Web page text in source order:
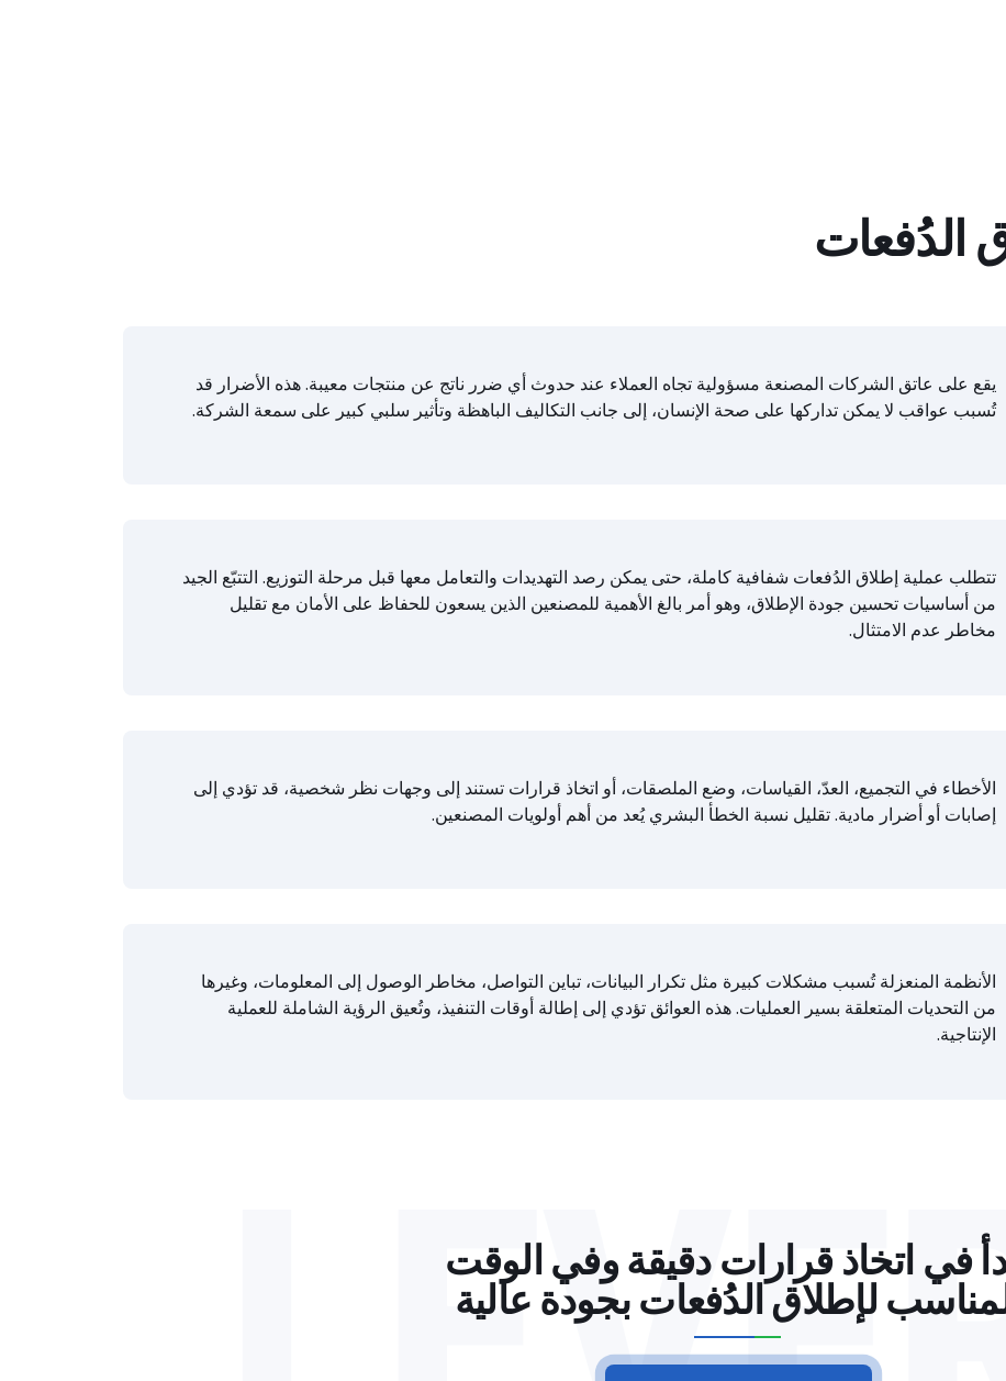
الدُفعات
يقع على عاتق الشركات المصنعة مسؤولية تجاه العملاء عند حدوث أي ضرر ناتج عن منتجات معيبة. هذه الأضرار قد
تُسبب عواقب لا يمكن تداركها على صحة الإنسان، إلى جانب التكاليف الباهظة وتأثير سلبي كبير على سمعة الشركة.
تتطلب عملية إطلاق الدُفعات شفافية كاملة، حتى يمكن رصد التهديدات والتعامل معها قبل مرحلة التوزيع. التتبّع الجيد
من أساسيات تحسين جودة الإطلاق، وهو أمر بالغ الأهمية للمصنعين الذين يسعون للحفاظ على الأمان مع تقليل
مخاطر عدم الامتثال.
الأخطاء في التجميع، العدّ، القياسات، وضع الملصقات، أو اتخاذ قرارات تستند إلى وجهات نظر شخصية، قد تؤدي إلى
إصابات أو أضرار مادية. تقليل نسبة الخطأ البشري يُعد من أهم أولويات المصنعين.
الأنظمة المنعزلة تُسبب مشكلات كبيرة مثل تكرار البيانات، تباين التواصل، مخاطر الوصول إلى المعلومات، وغيرها
من التحديات المتعلقة بسير العمليات. هذه العوائق تؤدي إلى إطالة أوقات التنفيذ، وتُعيق الرؤية الشاملة للعملية
الإنتاجية.
في اتخاذ قرارات دقيقة وفي الوقت
لإطلاق الدُفعات بجودة عالية